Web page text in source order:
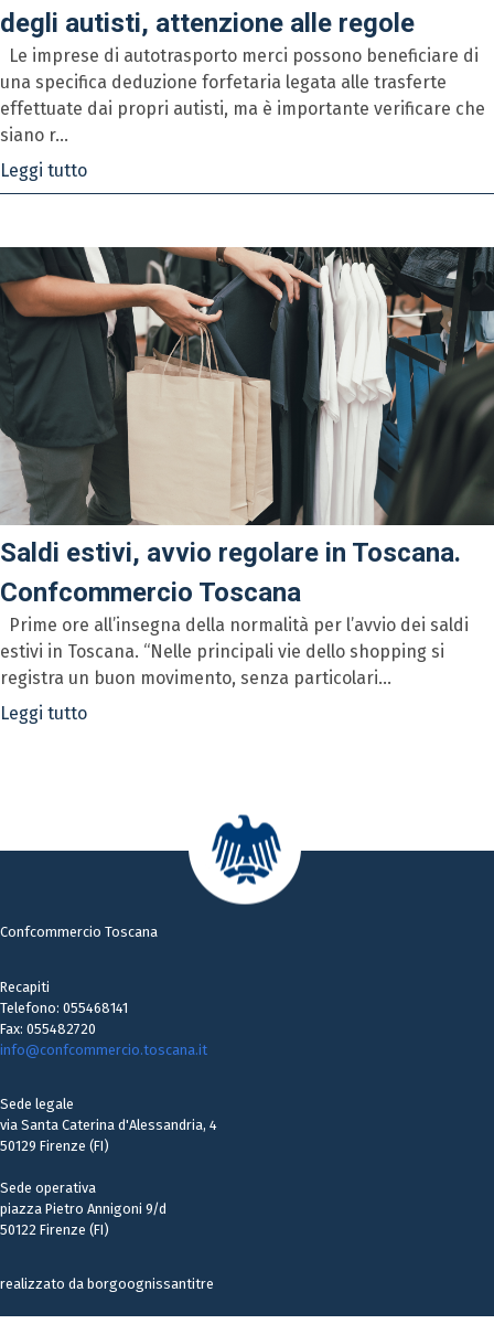
degli autisti, attenzione alle regole
Le imprese di autotrasporto merci possono beneficiare di
una specifica deduzione forfetaria legata alle trasferte
effettuate dai propri autisti, ma è importante verificare che
siano r...
Leggi tutto
Saldi estivi, avvio regolare in Toscana.
Confcommercio Toscana
Prime ore all’insegna della normalità per l’avvio dei saldi
estivi in Toscana. “Nelle principali vie dello shopping si
registra un buon movimento, senza particolari...
Leggi tutto
Confcommercio Toscana
Recapiti
Telefono: 055468141
Fax: 055482720
info@confcommercio.toscana.it
Sede legale
via Santa Caterina d'Alessandria, 4
50129 Firenze (FI)
Sede operativa
piazza Pietro Annigoni 9/d
50122 Firenze (FI)
realizzato da borgoognissantitre